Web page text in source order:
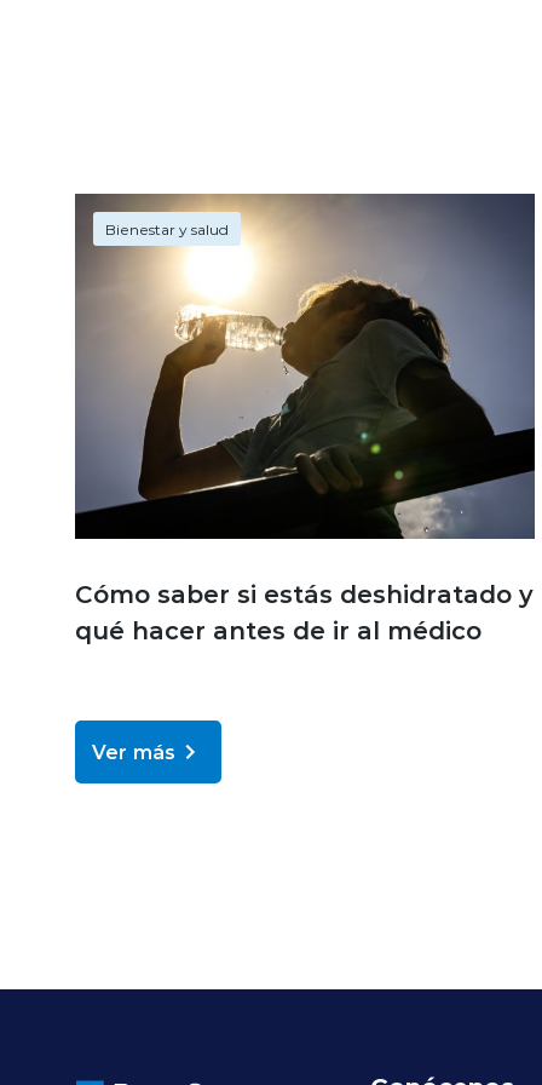
Bienestar y salud
Cómo saber si estás deshidratado y
qué hacer antes de ir al médico
Ver más